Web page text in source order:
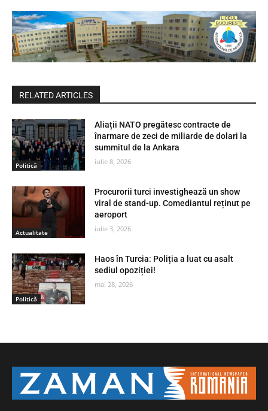
RELATED ARTICLES
Politică
Aliații NATO pregătesc contracte de
înarmare de zeci de miliarde de dolari la
summitul de la Ankara
iulie 8, 2026
Actualitate
Procurorii turci investighează un show
viral de stand-up. Comediantul reținut pe
aeroport
iulie 3, 2026
Politică
Haos în Turcia: Poliția a luat cu asalt
sediul opoziției!
mai 28, 2026